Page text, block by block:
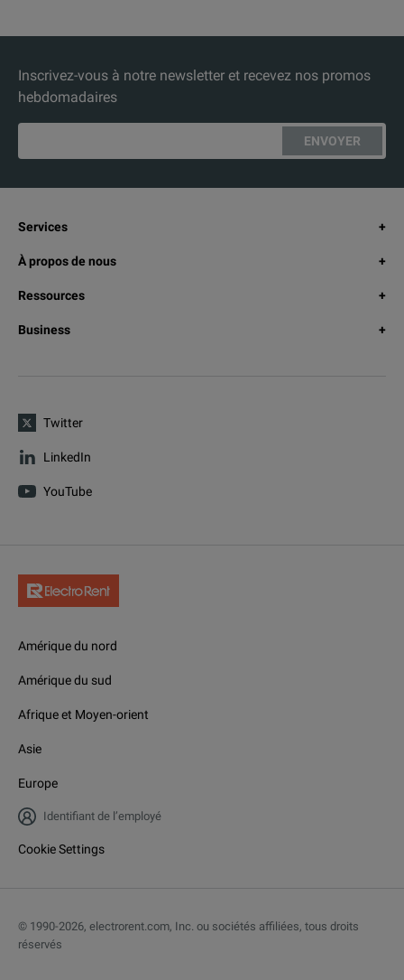
Inscrivez-vous à notre newsletter et recevez nos promos
hebdomadaires
ENVOYER
Services
À propos de nous
Ressources
Business
Twitter
LinkedIn
YouTube
Amérique du nord
Amérique du sud
Afrique et Moyen-orient
Asie
Europe
Identifiant de l’employé
Cookie Settings
© 1990-2026, electrorent.com, Inc. ou sociétés affiliées, tous droits
réservés